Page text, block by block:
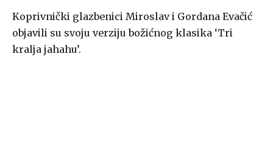
Koprivnički glazbenici Miroslav i Gordana Evačić
objavili su svoju verziju božićnog klasika ‘Tri
kralja jahahu’.